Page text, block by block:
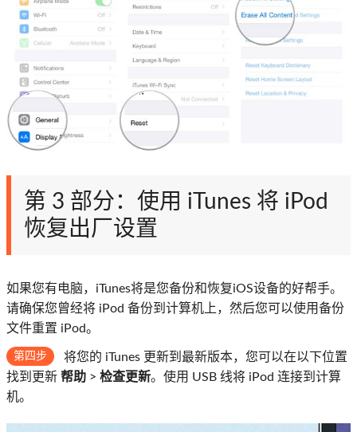
第 3 部分：使用 iTunes 将 iPod
恢复出厂设置
如果您有电脑，iTunes将是您备份和恢复iOS设备的好帮手。
请确保您曾经将 iPod 备份到计算机上，然后您可以使用备份
文件重置 iPod。
第四步
将您的 iTunes 更新到最新版本，您可以在以下位置
找到更新 帮助 > 检查更新。使用 USB 线将 iPod 连接到计算
机。